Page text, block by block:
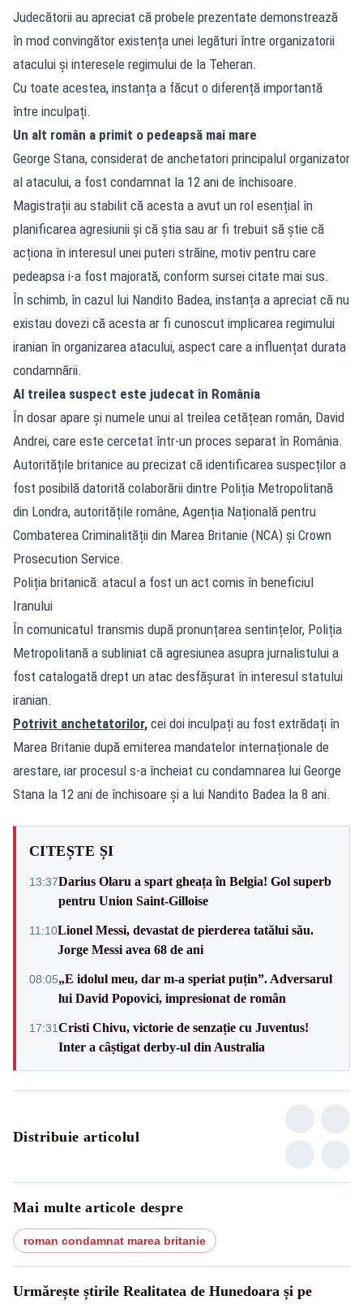
Judecătorii au apreciat că probele prezentate demonstrează
în mod convingător existența unei legături între organizatorii
atacului și interesele regimului de la Teheran.
Cu toate acestea, instanța a făcut o diferență importantă
între inculpați.
Un alt român a primit o pedeapsă mai mare
George Stana, considerat de anchetatori principalul organizator
al atacului, a fost condamnat la 12 ani de închisoare.
Magistrații au stabilit că acesta a avut un rol esențial în
planificarea agresiunii și că știa sau ar fi trebuit să știe că
acționa în interesul unei puteri străine, motiv pentru care
pedeapsa i-a fost majorată, conform sursei citate mai sus.
În schimb, în cazul lui Nandito Badea, instanța a apreciat că nu
existau dovezi că acesta ar fi cunoscut implicarea regimului
iranian în organizarea atacului, aspect care a influențat durata
condamnării.
Al treilea suspect este judecat în România
În dosar apare și numele unui al treilea cetățean român, David
Andrei, care este cercetat într-un proces separat în România.
Autoritățile britanice au precizat că identificarea suspecților a
fost posibilă datorită colaborării dintre Poliția Metropolitană
din Londra, autoritățile române, Agenția Națională pentru
Combaterea Criminalității din Marea Britanie (NCA) și Crown
Prosecution Service.
Poliția britanică: atacul a fost un act comis în beneficiul
Iranului
În comunicatul transmis după pronunțarea sentințelor, Poliția
Metropolitană a subliniat că agresiunea asupra jurnalistului a
fost catalogată drept un atac desfășurat în interesul statului
iranian.
Potrivit anchetatorilor, cei doi inculpați au fost extrădați în
Marea Britanie după emiterea mandatelor internaționale de
arestare, iar procesul s-a încheiat cu condamnarea lui George
Stana la 12 ani de închisoare și a lui Nandito Badea la 8 ani.
CITEȘTE ȘI
13:37Darius Olaru a spart gheața în Belgia! Gol superb
pentru Union Saint-Gilloise
11:10Lionel Messi, devastat de pierderea tatălui său.
Jorge Messi avea 68 de ani
08:05„E idolul meu, dar m-a speriat puțin”. Adversarul
lui David Popovici, impresionat de român
17:31Cristi Chivu, victorie de senzație cu Juventus!
Inter a câștigat derby-ul din Australia
Distribuie articolul
Mai multe articole despre
roman condamnat marea britanie
Urmărește știrile Realitatea de Hunedoara și pe